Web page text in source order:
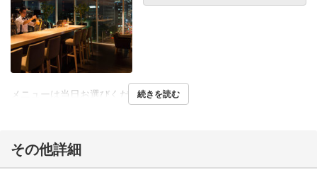
メニューは当日お選びください。続きを読む
その他詳細